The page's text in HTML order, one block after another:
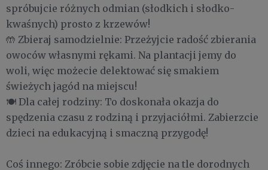
spróbujcie różnych odmian (słodkich i słodko-
kwaśnych) prosto z krzewów!
🤲 Zbieraj samodzielnie: Przeżyjcie radość zbierania
owoców własnymi rękami. Na plantacji jemy do
woli, więc możecie delektować się smakiem
świeżych jagód na miejscu!
🍽 Dla całej rodziny: To doskonała okazja do
spędzenia czasu z rodziną i przyjaciółmi. Zabierzcie
dzieci na edukacyjną i smaczną przygodę!
Coś innego: Zróbcie sobie zdjęcie na tle dorodnych